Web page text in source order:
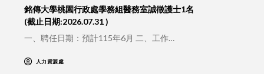
銘傳大學桃園行政處學務組醫務室誠徵護士1名
(截止日期:2026.07.31 )
一、聘任日期：預計115年6月 二、工作…
人力資源處